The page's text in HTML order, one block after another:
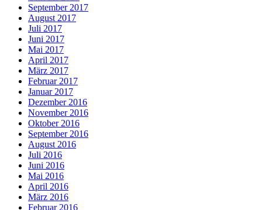
September 2017
August 2017
Juli 2017
Juni 2017
Mai 2017
April 2017
März 2017
Februar 2017
Januar 2017
Dezember 2016
November 2016
Oktober 2016
September 2016
August 2016
Juli 2016
Juni 2016
Mai 2016
April 2016
März 2016
Februar 2016